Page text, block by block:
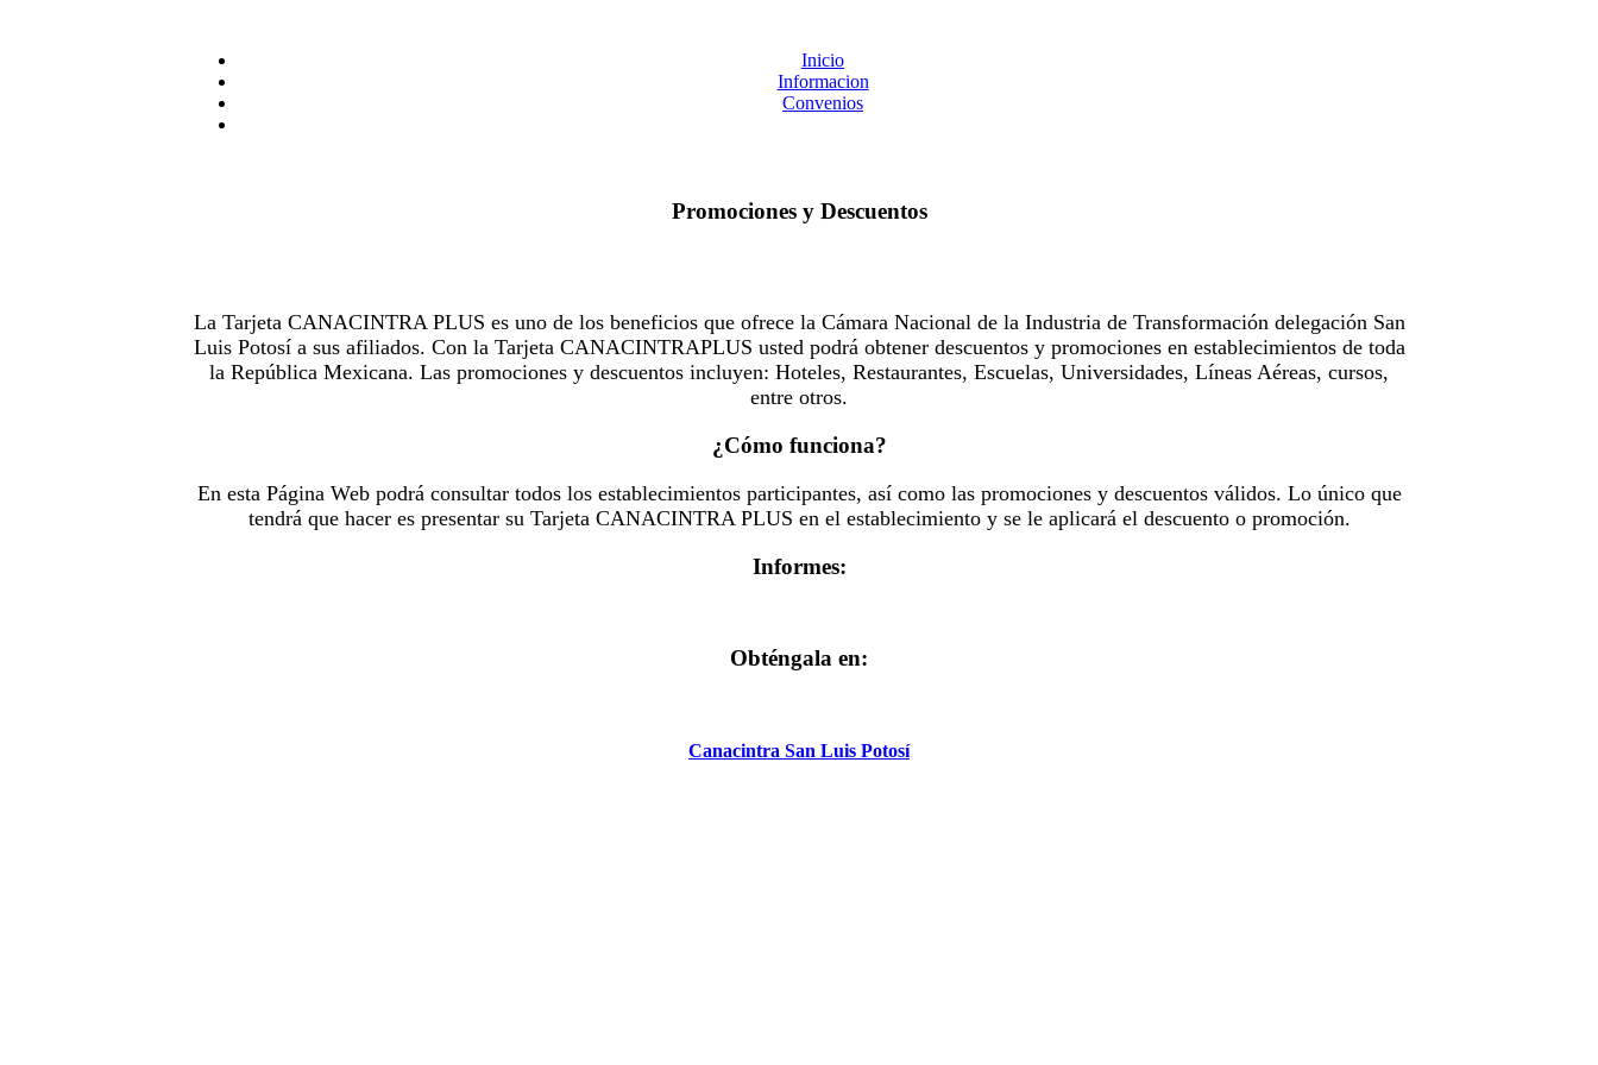
Inicio
Informacion
Convenios
Promociones y Descuentos
La Tarjeta CANACINTRA PLUS es uno de los beneficios que ofrece la Cámara Nacional de la Industria de Transformación delegación San
Luis Potosí a sus afiliados. Con la Tarjeta CANACINTRAPLUS usted podrá obtener descuentos y promociones en establecimientos de toda
la República Mexicana. Las promociones y descuentos incluyen: Hoteles, Restaurantes, Escuelas, Universidades, Líneas Aéreas, cursos,
entre otros.
¿Cómo funciona?
En esta Página Web podrá consultar todos los establecimientos participantes, así como las promociones y descuentos válidos. Lo único que
tendrá que hacer es presentar su Tarjeta CANACINTRA PLUS en el establecimiento y se le aplicará el descuento o promoción.
Informes:
Obténgala en:
Canacintra San Luis Potosí